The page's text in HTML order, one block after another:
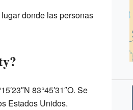
donde las personas
83°45′31″O. Se
Estados Unidos.